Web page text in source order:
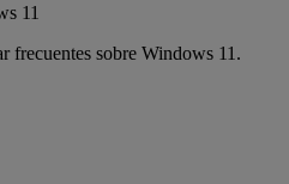
11
frecuentes sobre Windows 11.